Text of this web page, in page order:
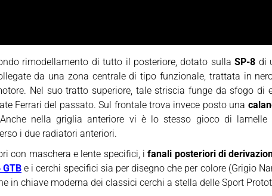
rimodellamento di tutto il posteriore, dotato sullaSP-8 di
da una zona centrale di tipo funzionale, trattata in
Nel suo tratto superiore, tale striscia funge da sfogo di
Ferrari del passato. Sul frontale trova invece posto una
nella griglia anteriore vi è lo stesso gioco di
i due radiatori anteriori.
con maschera e lente specifici, ifanali posteriori di
GTBe i cerchi specifici sia per disegno che per colore (Grigio
in chiave moderna dei classici cerchi a stella delle Sport